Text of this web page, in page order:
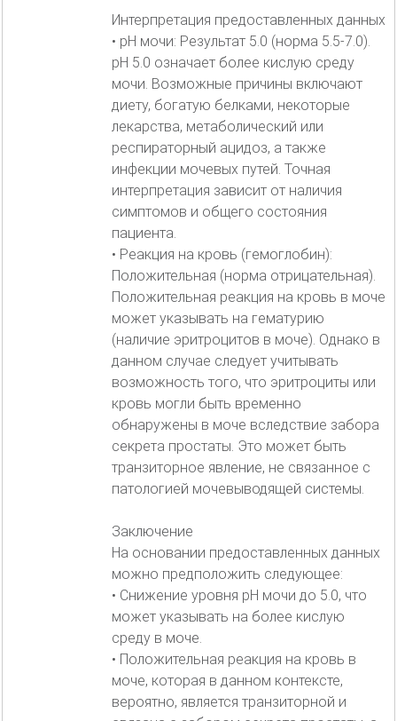
Интерпретация предоставленных данных
• pH мочи: Результат 5.0 (норма 5.5-7.0).
pH 5.0 означает более кислую среду
мочи. Возможные причины включают
диету, богатую белками, некоторые
лекарства, метаболический или
респираторный ацидоз, а также
инфекции мочевых путей. Точная
интерпретация зависит от наличия
симптомов и общего состояния
пациента.
• Реакция на кровь (гемоглобин):
Положительная (норма отрицательная).
Положительная реакция на кровь в моче
может указывать на гематурию
(наличие эритроцитов в моче). Однако в
данном случае следует учитывать
возможность того, что эритроциты или
кровь могли быть временно
обнаружены в моче вследствие забора
секрета простаты. Это может быть
транзиторное явление, не связанное с
патологией мочевыводящей системы.
Заключение
На основании предоставленных данных
можно предположить следующее:
• Снижение уровня pH мочи до 5.0, что
может указывать на более кислую
среду в моче.
• Положительная реакция на кровь в
моче, которая в данном контексте,
вероятно, является транзиторной и